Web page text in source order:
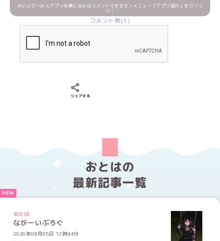
めいどりーみんアプリ会員になればコメントできます！メニュー「アプリ紹介」をクリッ
ク！
コメント数(3)
シェアする
おとはの
最新記事一覧
おとは
ながーいぶろぐ
2026年08月05日 12時44分